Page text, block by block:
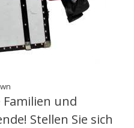
und
Stellen Sie sich